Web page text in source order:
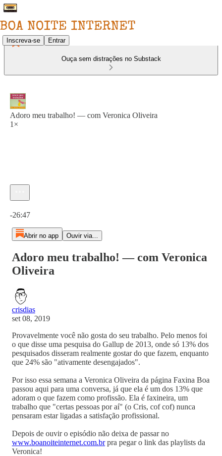
Inscreva-se Entrar
Ouça sem distrações no Substack
Adoro meu trabalho! — com Veronica Oliveira
1×
-26:47
Abrir no app Ouvir via...
Adoro meu trabalho! — com Veronica
Oliveira
crisdias
set 08, 2019
Provavelmente você não gosta do seu trabalho. Pelo menos foi
o que disse uma pesquisa do Gallup de 2013, onde só 13% dos
pesquisados disseram realmente gostar do que fazem, enquanto
que 24% são "ativamente desengajados".
Por isso essa semana a Veronica Oliveira da página Faxina Boa
passou aqui para uma conversa, já que ela é um dos 13% que
adoram o que fazem como profissão. Ela é faxineira, um
trabalho que "certas pessoas por aí" (o Cris, cof cof) nunca
pensaram estar ligadas a satisfação profissional.
Depois de ouvir o episódio não deixa de passar no
www.boanoiteinternet.com.brpra pegar o link das playlists da
Veronica!